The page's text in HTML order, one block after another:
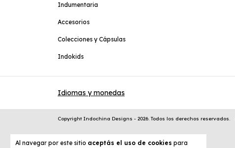
Al navegar por este sitio aceptás el uso de cookies para
Indumentaria
Accesorios
Colecciones y Cápsulas
Indokids
Idiomas y monedas
Copyright Indochina Designs - 2026. Todos los derechos reservados.